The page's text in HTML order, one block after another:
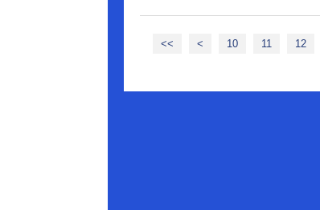
<< < 10 11 12